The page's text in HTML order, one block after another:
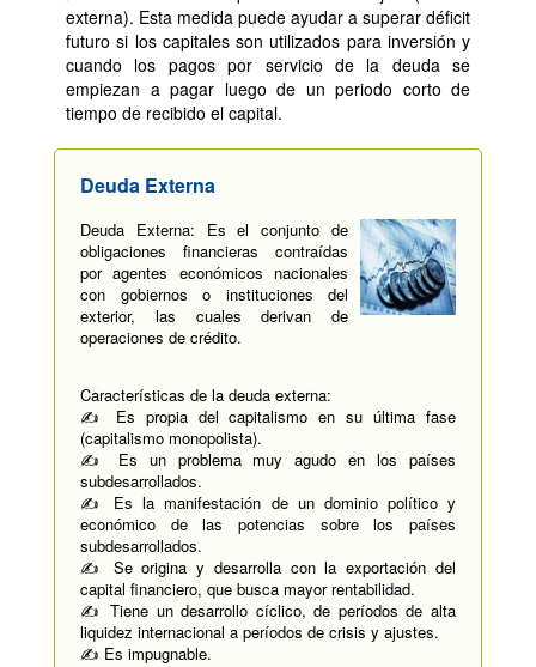
externa). Esta medida puede ayudar a superar déficit
futuro si los capitales son utilizados para inversión y
cuando los pagos por servicio de la deuda se
empiezan a pagar luego de un periodo corto de
tiempo de recibido el capital.
Deuda Externa
Deuda Externa: Es el conjunto de
obligaciones financieras contraídas
por agentes económicos nacionales
con gobiernos o instituciones del
exterior, las cuales derivan de
operaciones de crédito.
Características de la deuda externa:
✍ Es propia del capitalismo en su última fase
(capitalismo monopolista).
✍ Es un problema muy agudo en los países
subdesarrollados.
✍ Es la manifestación de un dominio político y
económico de las potencias sobre los países
subdesarrollados.
✍ Se origina y desarrolla con la exportación del
capital financiero, que busca mayor rentabilidad.
✍ Tiene un desarrollo cíclico, de períodos de alta
liquidez internacional a períodos de crisis y ajustes.
✍ Es impugnable.